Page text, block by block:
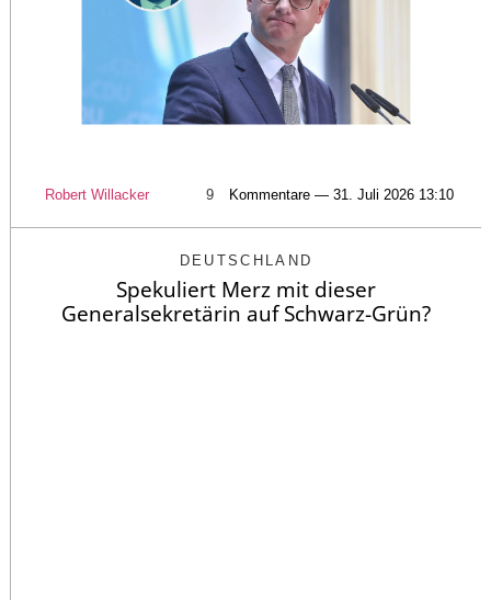
Robert Willacker 9 Kommentare — 31. Juli 2026 13:10
DEUTSCHLAND
Spekuliert Merz mit dieser
Generalsekretärin auf Schwarz-Grün?